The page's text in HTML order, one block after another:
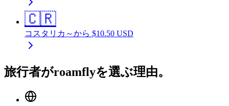
🇨🇷
コスタリカ ～から $10.50 USD
旅行者がroamflyを選ぶ理由。